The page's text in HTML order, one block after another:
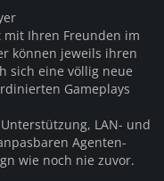
mit Ihren Freunden im
können jeweils ihren
sich eine völlig neue
Gameplays
LAN- und
Agenten-
wie noch nie zuvor.